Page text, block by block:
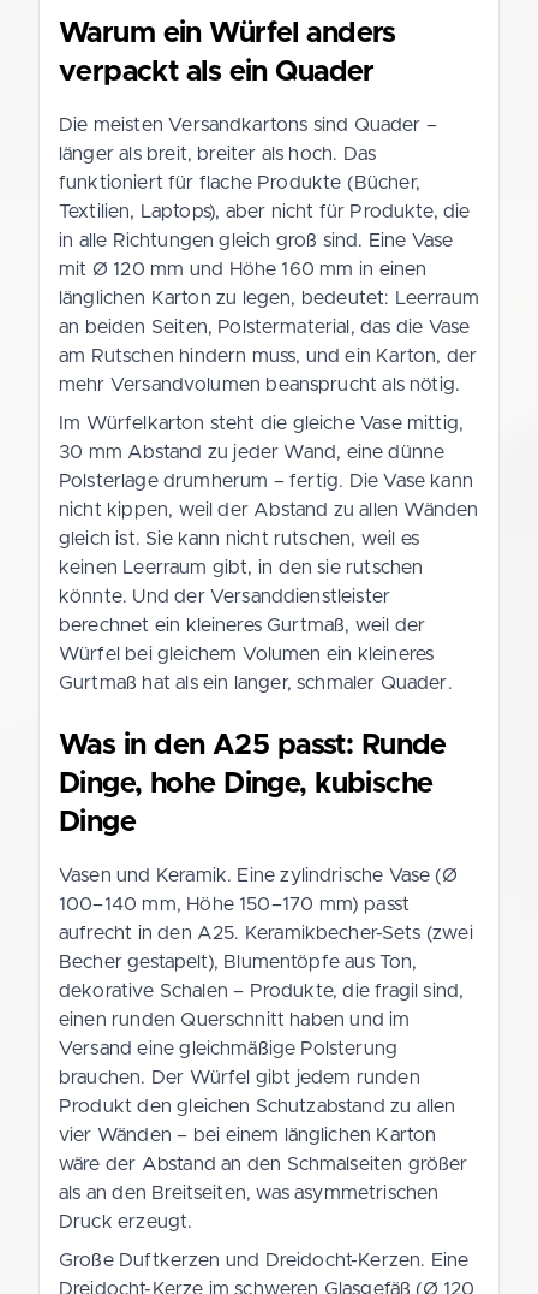
Warum ein Würfel anders
verpackt als ein Quader
Die meisten Versandkartons sind Quader –
länger als breit, breiter als hoch. Das
funktioniert für flache Produkte (Bücher,
Textilien, Laptops), aber nicht für Produkte, die
in alle Richtungen gleich groß sind. Eine Vase
mit Ø 120 mm und Höhe 160 mm in einen
länglichen Karton zu legen, bedeutet: Leerraum
an beiden Seiten, Polstermaterial, das die Vase
am Rutschen hindern muss, und ein Karton, der
mehr Versandvolumen beansprucht als nötig.
Im Würfelkarton steht die gleiche Vase mittig,
30 mm Abstand zu jeder Wand, eine dünne
Polsterlage drumherum – fertig. Die Vase kann
nicht kippen, weil der Abstand zu allen Wänden
gleich ist. Sie kann nicht rutschen, weil es
keinen Leerraum gibt, in den sie rutschen
könnte. Und der Versanddienstleister
berechnet ein kleineres Gurtmaß, weil der
Würfel bei gleichem Volumen ein kleineres
Gurtmaß hat als ein langer, schmaler Quader.
Was in den A25 passt: Runde
Dinge, hohe Dinge, kubische
Dinge
Vasen und Keramik. Eine zylindrische Vase (Ø
100–140 mm, Höhe 150–170 mm) passt
aufrecht in den A25. Keramikbecher-Sets (zwei
Becher gestapelt), Blumentöpfe aus Ton,
dekorative Schalen – Produkte, die fragil sind,
einen runden Querschnitt haben und im
Versand eine gleichmäßige Polsterung
brauchen. Der Würfel gibt jedem runden
Produkt den gleichen Schutzabstand zu allen
vier Wänden – bei einem länglichen Karton
wäre der Abstand an den Schmalseiten größer
als an den Breitseiten, was asymmetrischen
Druck erzeugt.
Große Duftkerzen und Dreidocht-Kerzen. Eine
Dreidocht-Kerze im schweren Glasgefäß (Ø 120